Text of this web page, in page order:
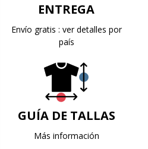
ENTREGA
Envío gratis : ver detalles por
país
GUÍA DE TALLAS
Más información